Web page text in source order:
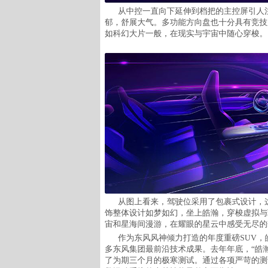
从中控一直向下延伸到档把的主控屏引
郁，舒展大气。多功能方向盘也十分具有竞
如科幻大片一般，在现实与宇宙中随心穿梭。
从图上看来，驾驶位采用了包裹式设计
饰整体设计如梦如幻，坐上皓瀚，穿梭虚拟
宙和星海间漫游，在耀眼的星云中感受无尽的
作为东风风神倾力打造的年度重磅SUV
多东风集团最前沿技术成果。去年年底，“皓
了为期三个月的极寒测试。通过各项严苛的